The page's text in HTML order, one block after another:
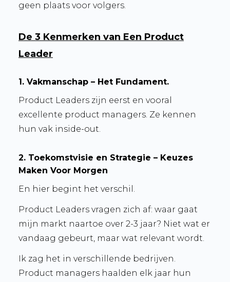
geen plaats voor volgers.
De 3 Kenmerken van Een Product
Leader
1. Vakmanschap – Het Fundament.
Product Leaders zijn eerst en vooral
excellente product managers. Ze kennen
hun vak inside-out.
2. Toekomstvisie en Strategie – Keuzes
Maken Voor Morgen
En hier begint het verschil.
Product Leaders vragen zich af: waar gaat
mijn markt naartoe over 2-3 jaar? Niet wat er
vandaag gebeurt, maar wat relevant wordt.
Ik zag het in verschillende bedrijven.
Product managers haalden elk jaar hun